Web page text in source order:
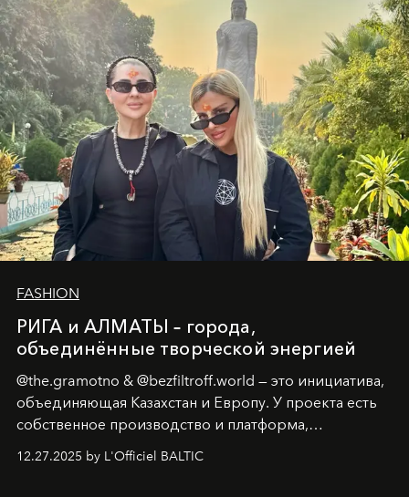
истины превратился в искусство превращения
человеческих кризисов в возможности для
возрождения.
FASHION
РИГА и АЛМАТЫ – города,
объединённые творческой энергией
@the.gramotno & @bezfiltroff.world — это инициатива,
объединяющая Казахстан и Европу. У проекта есть
собственное производство и платформа,
предоставляющая возможности, поддержку и
решения для дизайнеров и молодых брендов.
12.27.2025 by L'Officiel BALTIC